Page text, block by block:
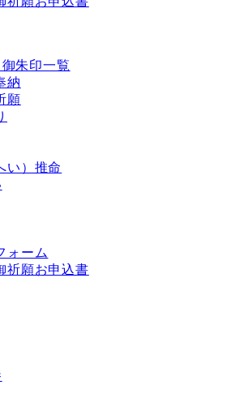
朱印一覧
納
願
い）推命
ォーム
祈願お申込書